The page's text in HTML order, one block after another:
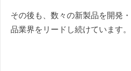
その後も、数々の新製品を開発
品業界をリードし続けています。